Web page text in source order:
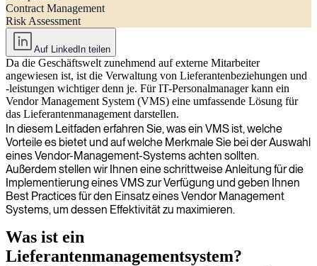
Contract Management
Risk Assessment
Auf LinkedIn teilen
Da die Geschäftswelt zunehmend auf externe Mitarbeiter
angewiesen ist, ist die Verwaltung von Lieferantenbeziehungen und
-leistungen wichtiger denn je. Für IT-Personalmanager kann ein
Vendor Management System (VMS) eine umfassende Lösung für
das Lieferantenmanagement darstellen.
In diesem Leitfaden erfahren Sie, was ein VMS ist, welche
Vorteile es bietet und auf welche Merkmale Sie bei der Auswahl
eines Vendor-Management-Systems achten sollten.
Außerdem stellen wir Ihnen eine schrittweise Anleitung für die
Implementierung eines VMS zur Verfügung und geben Ihnen
Best Practices für den Einsatz eines Vendor Management
Systems, um dessen Effektivität zu maximieren.
Was ist ein
Lieferantenmanagementsystem?